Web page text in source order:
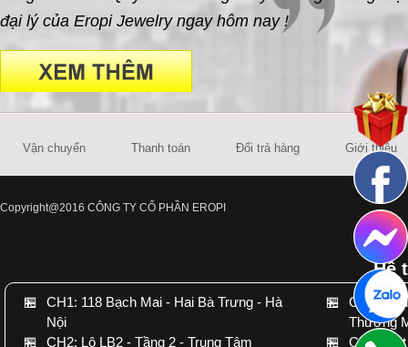
đại lý của Eropi Jewelry ngay hôm nay !
Vận chuyển Thanh toán Đổi trả hàng Giới thiệu
Copyright@2016 CÔNG TY CỔ PHẦN EROPI
Hệ
🏪
CH1: 118 Bạch Mai - Hai Bà Trưng - Hà
Nội
🏪
CH2: Lô LB2 - Tầng 2 - Trung Tâm
🏪
CH3:
Thương
🏪
CH4: